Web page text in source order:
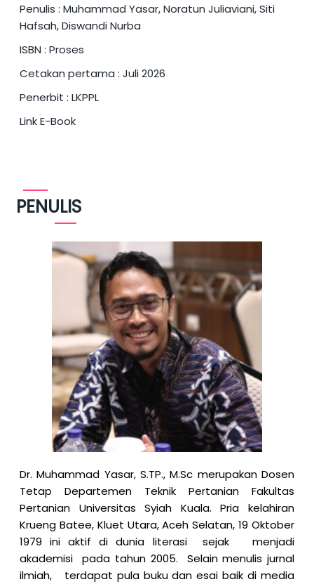
Penulis : Muhammad Yasar, Noratun Juliaviani, Siti
Hafsah, Diswandi Nurba
ISBN : Proses
Cetakan pertama : Juli 2026
Penerbit : LKPPL
Link E-Book
PENULIS
Dr. Muhammad Yasar, S.TP., M.Sc merupakan Dosen
Tetap Departemen Teknik Pertanian Fakultas
Pertanian Universitas Syiah Kuala. Pria kelahiran
Krueng Batee, Kluet Utara, Aceh Selatan, 19 Oktober
1979 ini aktif di dunia literasi sejak menjadi
akademisi pada tahun 2005. Selain menulis jurnal
ilmiah, terdapat pula buku dan esai baik di media